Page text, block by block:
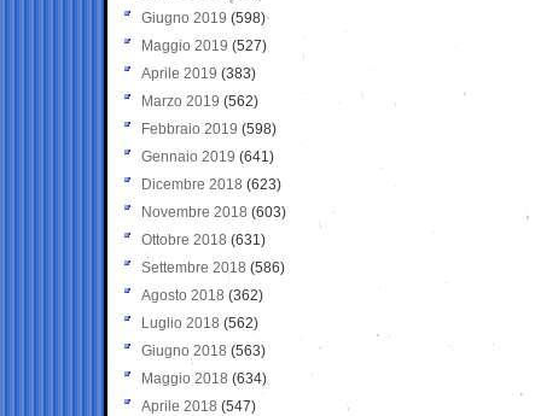
Giugno 2019 (598)
Maggio 2019 (527)
Aprile 2019 (383)
Marzo 2019 (562)
Febbraio 2019 (598)
Gennaio 2019 (641)
Dicembre 2018 (623)
Novembre 2018 (603)
Ottobre 2018 (631)
Settembre 2018 (586)
Agosto 2018 (362)
Luglio 2018 (562)
Giugno 2018 (563)
Maggio 2018 (634)
Aprile 2018 (547)